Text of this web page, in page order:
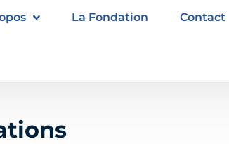
La Fondation Contact